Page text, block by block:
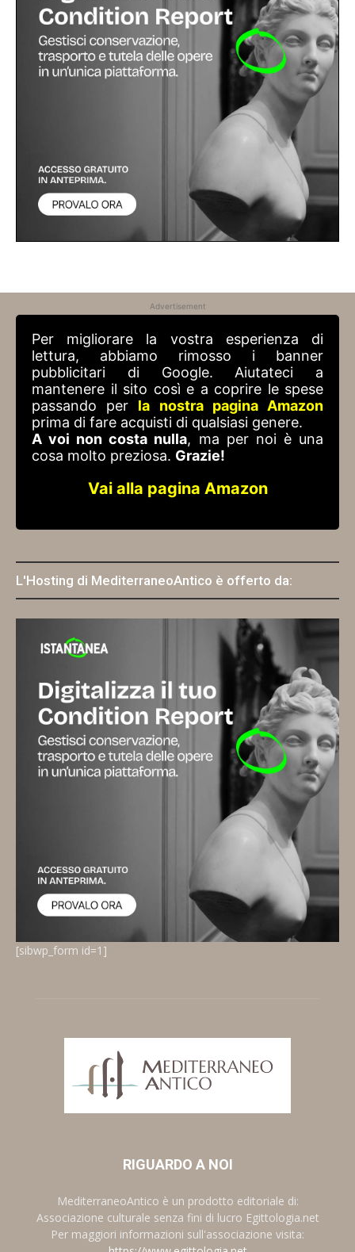
Advertisement
Per migliorare la vostra esperienza di
lettura, abbiamo rimosso i banner
pubblicitari di Google. Aiutateci a
mantenere il sito così e a coprire le spese
passando per la nostra pagina Amazon
prima di fare acquisti di qualsiasi genere.
A voi non costa nulla, ma per noi è una
cosa molto preziosa. Grazie!
Vai alla pagina Amazon
L'Hosting di MediterraneoAntico è offerto da:
[sibwp_form id=1]
RIGUARDO A NOI
MediterraneoAntico è un prodotto editoriale di:
Associazione culturale senza fini di lucro Egittologia.net
Per maggiori informazioni sull'associazione visita: